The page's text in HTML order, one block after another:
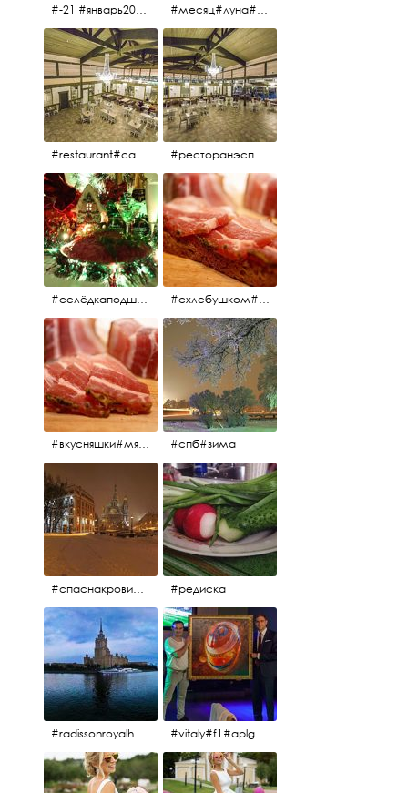
#-21 #январь2017 #зима2017 #санктпетербург2017 #месяц#луна#африканскаялуна#moon#moon🌙
#restaurant#candidates #aspila #restaurantaspils ресторан#ресторанэспиля#эспланада#концертнаяэстрада #ресторанэспиля#restaurantaspils#aspila#candidates#эспланада#концертнаяэстрада
#селёдкаподшубой#основноеблюдо#новыйгод#шампанское#праздник #схлебушком#мясо
#вкусняшки#мясо #спб#зима
#спаснакрови#зима#спб #редиска
#radissonroyalhotel #рэдиссонройал#рэдиссонройалмосква #рекамосква#москва#гостиницаукраина#украина#hotel#отель#moscow @radissonroyalmoscow #vitaly#f1#aplgallery#formula1